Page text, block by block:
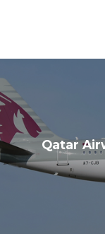
Qatar